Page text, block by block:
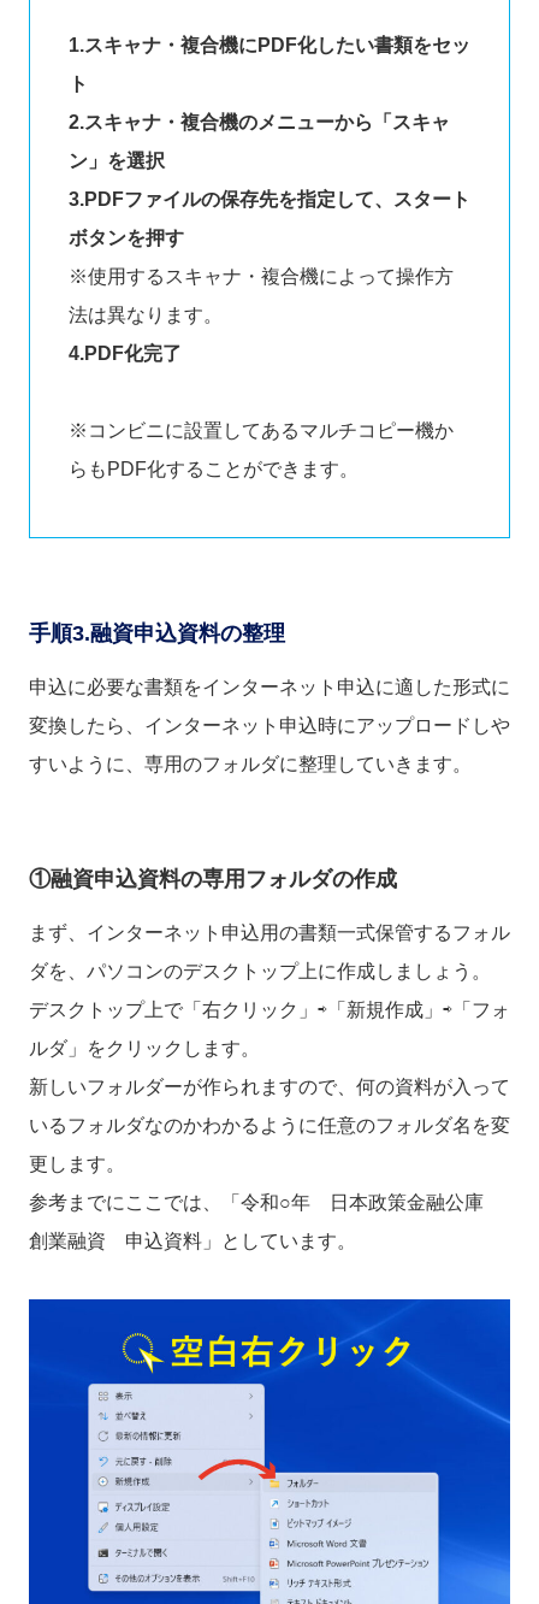
1.スキャナ・複合機にPDF化したい書類をセッ
ト
2.スキャナ・複合機のメニューから「スキャ
ン」を選択
3.PDFファイルの保存先を指定して、スタート
ボタンを押す
※使用するスキャナ・複合機によって操作方
法は異なります。
4.PDF化完了
※コンビニに設置してあるマルチコピー機か
らもPDF化することができます。
手順3.融資申込資料の整理
申込に必要な書類をインターネット申込に適した形式に
変換したら、インターネット申込時にアップロードしや
すいように、専用のフォルダに整理していきます。
①融資申込資料の専用フォルダの作成
まず、インターネット申込用の書類一式保管するフォル
ダを、パソコンのデスクトップ上に作成しましょう。
デスクトップ上で「右クリック」⇨「新規作成」⇨「フォ
ルダ」をクリックします。
新しいフォルダーが作られますので、何の資料が入って
いるフォルダなのかわかるように任意のフォルダ名を変
更します。
参考までにここでは、「令和○年 日本政策金融公庫
創業融資 申込資料」としています。